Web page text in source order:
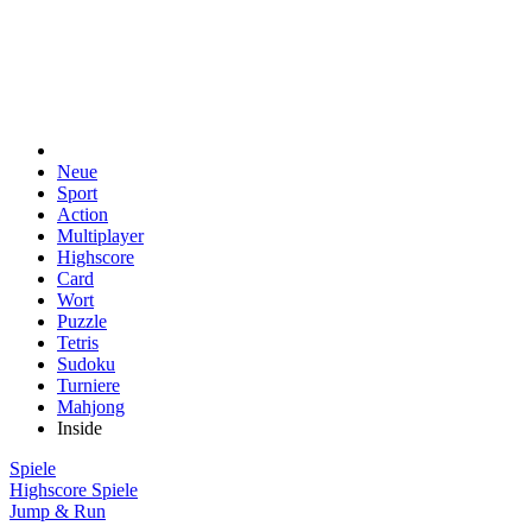
Neue
Sport
Action
Multiplayer
Highscore
Card
Wort
Puzzle
Tetris
Sudoku
Turniere
Mahjong
Inside
Spiele
Highscore Spiele
Jump & Run